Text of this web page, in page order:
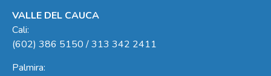
VALLE DEL CAUCA
Cali:
(602) 386 5150 / 313 342 2411
Palmira: